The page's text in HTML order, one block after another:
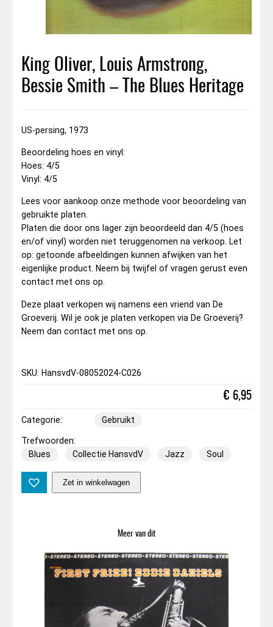
King Oliver, Louis Armstrong,
Bessie Smith – The Blues Heritage
US-persing, 1973
Beoordeling hoes en vinyl:
Hoes: 4/5
Vinyl: 4/5
Lees voor aankoop onze methode voor beoordeling van
gebruikte platen.
Platen die door ons lager zijn beoordeeld dan 4/5 (hoes
en/of vinyl) worden niet teruggenomen na verkoop. Let
op: getoonde afbeeldingen kunnen afwijken van het
eigenlijke product. Neem bij twijfel of vragen gerust even
contact met ons op.
Deze plaat verkopen wij namens een vriend van De
Groeverij. Wil je ook je platen verkopen via De Groeverij?
Neem dan contact met ons op.
SKU: HansvdV-08052024-C026
€ 6,95
Categorie: Gebruikt
Trefwoorden:
Blues
Collectie HansvdV Jazz Soul
i
O
i
v
e
r
,
Zet in winkelwagen
Meer van dit